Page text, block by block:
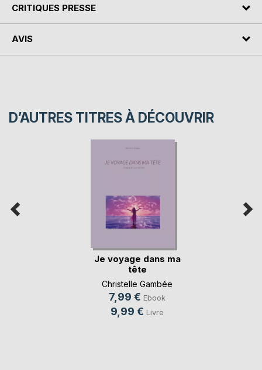
CRITIQUES PRESSE
AVIS
D’AUTRES TITRES À DÉCOUVRIR
Je voyage dans ma
tête
Christelle Gambée
7,99 € Ebook
9,99 € Livre